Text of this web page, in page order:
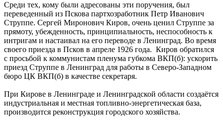
Среди тех, кому были адресованы эти поручения, был
переведенный из Пскова партхозработник Петр Иванович
Струппе. Сергей Миронович Киров, очень ценил Струппе за
прямоту, убежденность, принципиальность, неспособность к
интригам и настаивал на его переводе в Ленинград. Во время
своего приезда в Псков в апреле 1926 года. Киров обратился
с просьбой к коммунистам пленума губкома ВКП(б): ускорить
приезд Струппе в Ленинград для работы в Северо-Западном
бюро ЦК ВКП(б) в качестве секретаря.
При Кирове в Ленинграде и Ленинградской области создаётся
индустриальная и местная топливно-энергетическая база,
производится реконструкция городского хозяйства.